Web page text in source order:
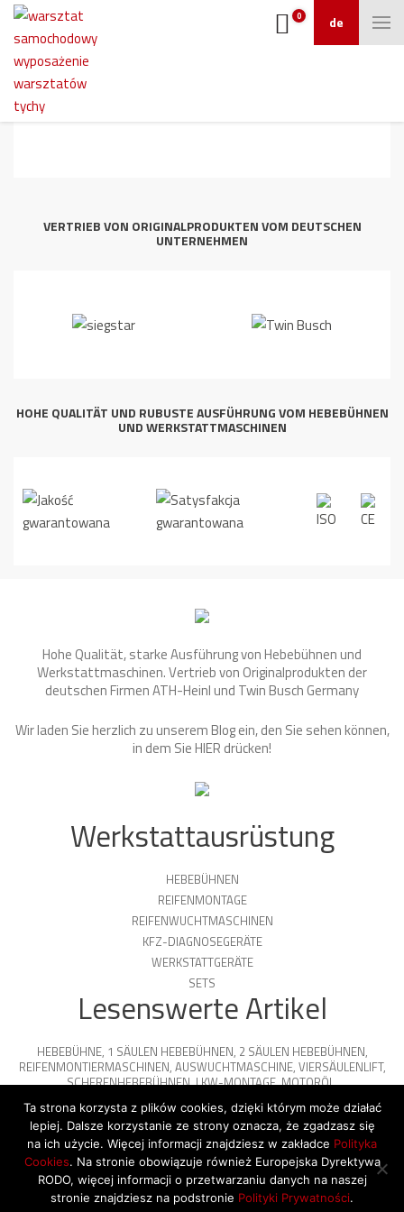
de
0
2
VERTRIEB VON ORIGINALPRODUKTEN VOM DEUTSCHEN
UNTERNEHMEN
HOHE QUALITÄT UND RUBUSTE AUSFÜHRUNG VOM HEBEBÜHNEN
UND WERKSTATTMASCHINEN
Hohe Qualität, starke Ausführung von Hebebühnen und
Werkstattmaschinen. Vertrieb von Originalprodukten der
deutschen Firmen ATH-Heinl und Twin Busch Germany
Wir laden Sie herzlich zu unserem Blog ein, den Sie sehen können,
in dem SieHIER drücken!
Werkstattausrüstung
HEBEBÜHNEN
REIFENMONTAGE
REIFENWUCHTMASCHINEN
KFZ-DIAGNOSEGERÄTE
WERKSTATTGERÄTE
SETS
Lesenswerte Artikel
HEBEBÜHNE, 1 SÄULEN HEBEBÜHNEN, 2 SÄULEN HEBEBÜHNEN,
REIFENMONTIERMASCHINEN, AUSWUCHTMASCHINE, VIERSÄULENLIFT,
SCHERENHEBEBÜHNEN,LKW-MONTAGE,MOTORÖL,
PARKPLATTFORMEN
© 2026 Copyright by SiegStar. All rights
reserved
Regulamin Shipping
Ta strona korzysta z plików cookies, dzięki którym może działać
lepiej. Dalsze korzystanie ze strony oznacza, że zgadzasz się
na ich użycie. Więcej informacji znajdziesz w zakładce Polityka
Cookies. Na stronie obowiązuje również Europejska Dyrektywa
RODO, więcej informacji o przetwarzaniu danych na naszej
stronie znajdziesz na podstronie Polityki Prywatności.